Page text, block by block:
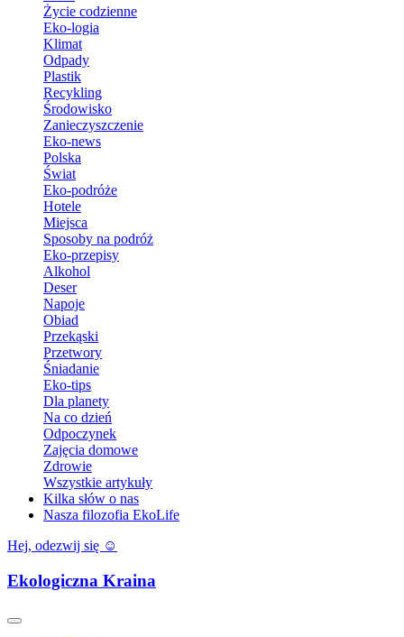
Życie codzienne
Eko-logia
Klimat
Odpady
Plastik
Recykling
Środowisko
Zanieczyszczenie
Eko-news
Polska
Świat
Eko-podróże
Hotele
Miejsca
Sposoby na podróż
Eko-przepisy
Alkohol
Deser
Napoje
Obiad
Przekąski
Przetwory
Śniadanie
Eko-tips
Dla planety
Na co dzień
Odpoczynek
Zajęcia domowe
Zdrowie
Wszystkie artykuły
Kilka słów o nas
Nasza filozofia EkoLife
Hej, odezwij się ☺️
Ekologiczna Kraina